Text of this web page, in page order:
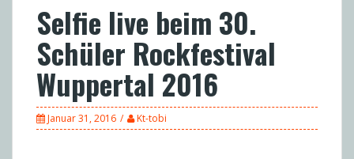
Selfie live beim 30.
Schüler Rockfestival
Wuppertal 2016
Januar 31, 2016 Kt-tobi